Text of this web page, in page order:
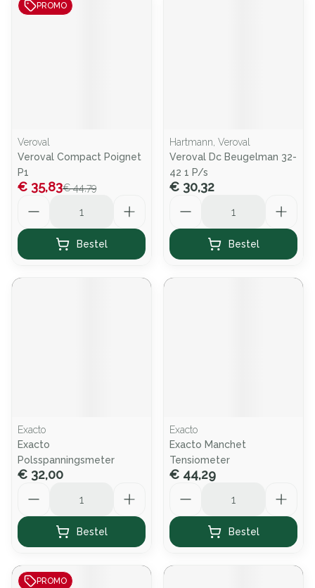
PROMO
Veroval
Veroval Compact Poignet
P1
€ 44,79
€ 35,83
Bestel
Hartmann, Veroval
Veroval Dc Beugelman 32-
42 1 P/s
€ 30,32
Bestel
Exacto
Exacto
Polsspanningsmeter
€ 32,00
Bestel
Exacto
Exacto Manchet
Tensiometer
€ 44,29
Bestel
PROMO